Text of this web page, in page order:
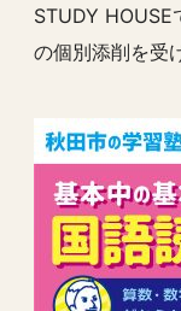
STUDY HOUSE
の個別添削を受